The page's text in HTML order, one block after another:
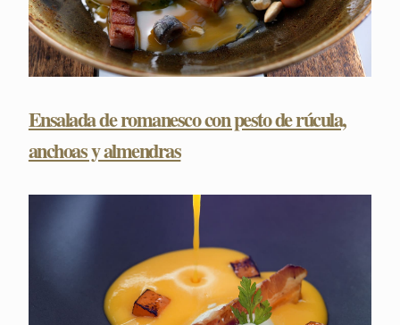
Ensalada de romanesco con pesto de rúcula,
anchoas y almendras